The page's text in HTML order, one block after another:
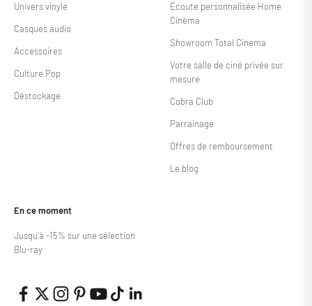
Univers vinyle
Casques audio
Accessoires
Culture Pop
Déstockage
Écoute personnalisée Home
Cinéma
Showroom Total Cinema
Votre salle de ciné privée sur
mesure
Cobra Club
Parrainage
Offres de remboursement
Le blog
En ce moment
Jusqu'à -15% sur une sélection
Blu-ray